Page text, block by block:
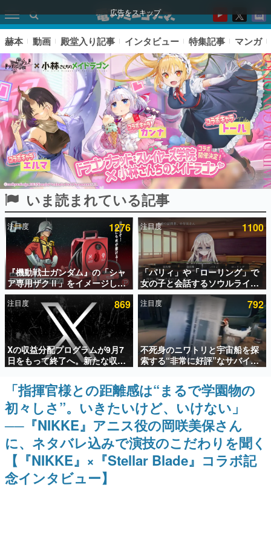
広告をスキップ
ピックアップ
電ファミのいま読まれている記事ランキング
アプリセール情報
インタビュー
連載・特集一覧
殿堂入り記事
SNS拡散数が数千以上！ ページビュー数万以上！ などな
ど。多くの人々に読まれた、電ファミ渾身の“殿堂入り”記
事をまとめました。
ゲームの企画書
名作ゲームクリエイターの方々に製作時のエピソードをお
聞きし、ヒットする企画（ゲーム）とは何か？を探ってい
きます。
赫本
この物語を解いてはいけない。『赫本』は、〈試験問題〉
の形をした短編ホラー小説集です。
新世代に訊く
赫本 動画 殿堂入り記事 インタビュー 特集記事 マンガ
いま読まれている記事
注目度 1276
『機動戦士ガンダム』の「シャ
ア専用ザクⅡ」をイメージした
散水ホースリールが予約開始。
本体にはシャアのパーソナルマ
ークやジオン公国軍のエンブレ
ム、型式番号などを配置
注目度 1100
「パリィ」や「ローリング」で
女の子と会話するソウルライク
恋愛ゲーム『小早川さんはソウ
ルライク』無料公開。返事に失
敗すると「YOU DIED」
注目度 869
Xの収益分配プログラムが9月7
日をもって終了へ。新たな収益
化制度「Original Content
Rewards Program」を発表
注目度 792
不死身のニワトリと宇宙船を探
索する“非常に好評”なサバイバ
ルゲーム『Breathedge』が無
料で配布中。入手できる期間は8
月10日まで
「指揮官様との距離感は“まるで学園物の
初々しさ”。いきたいけど、いけない」
──『NIKKE』アニス役の岡咲美保さん
に、ネタバレ込みで演技のこだわりを聞く
【『NIKKE』×『Stellar Blade』コラボ記
念インタビュー】